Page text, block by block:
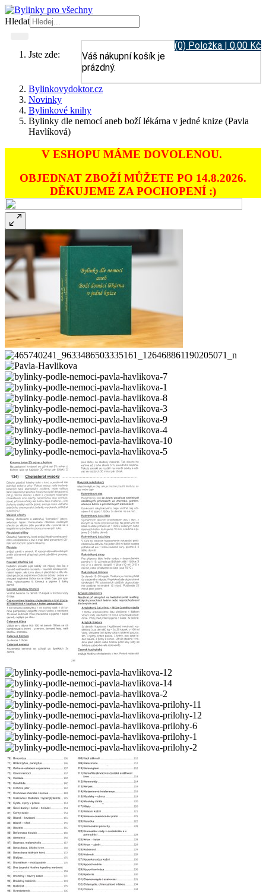
Hledat
(0) Položka | 0,00 Kč
Váš nákupní košík je
prázdný.
Jste zde:
Bylinkovydoktor.cz
Novinky
Bylinkové knihy
Bylinky dle nemocí aneb boží lékárna v jedné knize (Pavla
Havlíková)
V ESHOPU MÁME DOVOLENOU.
OBJEDNAT ZBOŽÍ MŮŽETE PO 14.8.2026.
DĚKUJEME ZA POCHOPENÍ :)